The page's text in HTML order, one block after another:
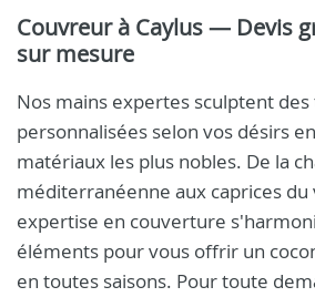
Couvreur à Caylus — Devis
sur mesure
Nos mains expertes sculptent
personnalisées selon vos désirs
matériaux les plus nobles. De la
méditerranéenne aux caprices
expertise en couverture
éléments pour vous offrir un
en toutes saisons. Pour toute